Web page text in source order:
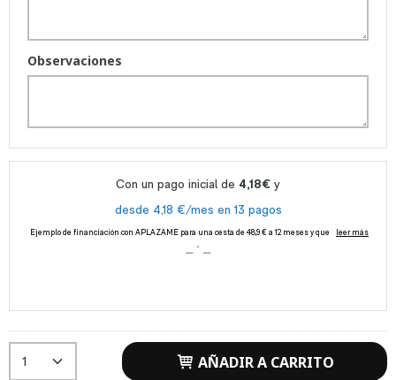
Observaciones
AÑADIR A CARRITO